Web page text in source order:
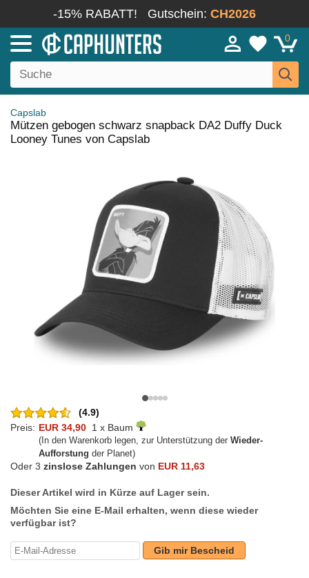
-15% RABATT! Gutschein: CH2026
0
Capslab
Mützen gebogen schwarz snapback DA2 Duffy Duck
Looney Tunes von Capslab
(4.9)
Preis: EUR 34,90 1 x Baum
(In den Warenkorb legen, zur Unterstützung der Wieder-
Aufforstung der Planet)
Oder 3 zinslose Zahlungen von EUR 11,63
Dieser Artikel wird in Kürze auf Lager sein.
Möchten Sie eine E-Mail erhalten, wenn diese wieder
verfügbar ist?
Gib mir Bescheid